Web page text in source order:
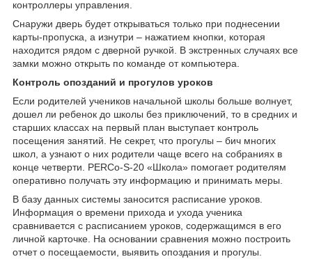
контроллеры управления.
Снаружи дверь будет открываться только при поднесении
карты-пропуска, а изнутри – нажатием кнопки, которая
находится рядом с дверной ручкой. В экстренных случаях все
замки можно открыть по команде от компьютера.
Контроль опозданий и прогулов уроков
Если родителей учеников начальной школы больше волнует,
дошел ли ребенок до школы без приключений, то в средних и
старших классах на первый план выступает контроль
посещения занятий. Не секрет, что прогулы – бич многих
школ, а узнают о них родители чаще всего на собраниях в
конце четверти. PERCo-S-20 «Школа» помогает родителям
оперативно получать эту информацию и принимать меры.
В базу данных системы заносится расписание уроков.
Информация о времени прихода и ухода ученика
сравнивается с расписанием уроков, содержащимся в его
личной карточке. На основании сравнения можно построить
отчет о посещаемости, выявить опоздания и прогулы.